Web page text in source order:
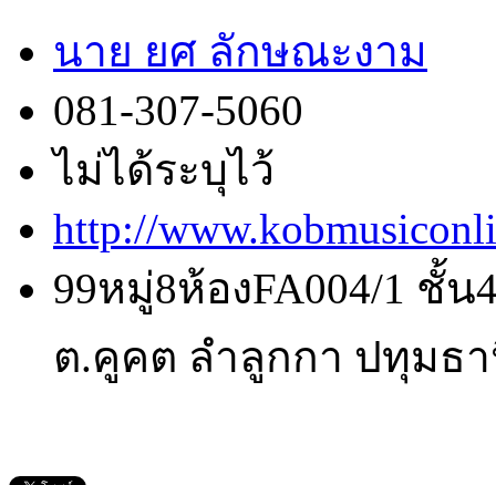
นาย ยศ ลักษณะงาม
081-307-5060
ไม่ได้ระบุไว้
http://
99หมู่8ห้องFA004/1 ชั้
ต.คูคต ลำลูกกา ปทุมธา